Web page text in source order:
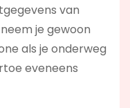
van
je gewoon
als je onderweg
eveneens